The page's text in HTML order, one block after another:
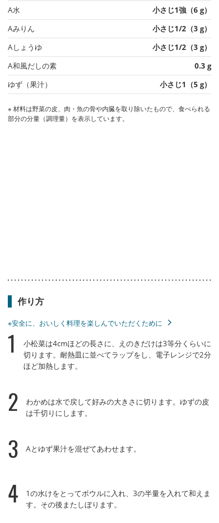
A水
小さじ1強（6 g）
Aみりん
小さじ1/2（3 g）
Aしょうゆ
小さじ1/2（3 g）
A和風だしの素
0.3 g
ゆず（果汁）
小さじ1（5 g）
※ 材料は野菜の皮、肉・魚の骨や内臓を取り除いたもので、食べられる
部分の分量（調理量）を表示しています。
作り方
※安全に、おいしく料理を楽しんでいただくために
1
小松菜は4cmほどの長さに、えのきだけは3等分くらいに
切ります。耐熱皿に並べてラップをし、電子レンジで2分
ほど加熱します。
2
わかめは水で戻して好みの大きさに切ります。ゆずの皮
は千切りにします。
3 Aとゆず果汁を混ぜてあわせます。
4
1の水けをとってボウルに入れ、3の半量を入れて和えま
す。その後またしぼります。